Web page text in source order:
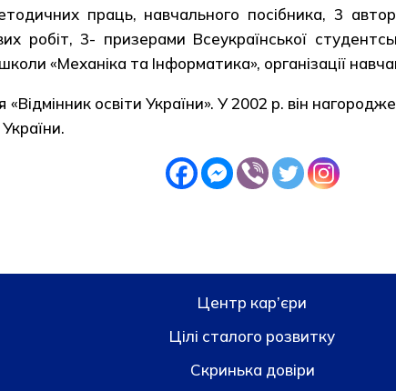
праць, навчального посібника, 3
робіт, 3- призерами Всеукраїнської
«Механіка та Інформатика», організації
освіти України». У 2002 р. він
Центр кар’єри
Цілі сталого розвитку
Скринька довiри